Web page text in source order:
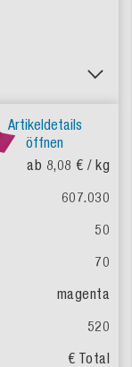
Artikeldetails
öffnen
ab 8,08 € / kg
607.030
50
70
magenta
520
€ Total